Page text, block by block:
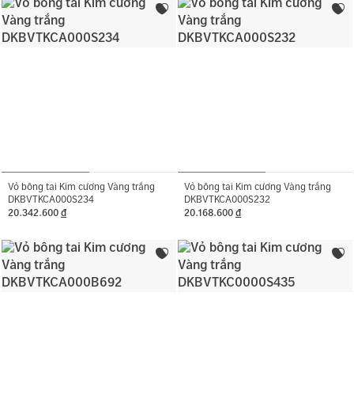
Vỏ bông tai Kim cương Vàng trắng
DKBVTKCA000S234
20.342.600 đ
Vỏ bông tai Kim cương Vàng trắng
DKBVTKCA000S232
20.168.600 đ